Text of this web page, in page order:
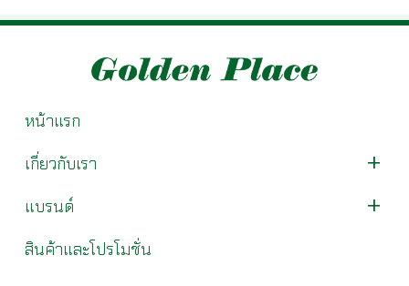
หน้าแรก
เกี่ยวกับเรา
แบรนด์
สินค้าและโปรโมชั่น